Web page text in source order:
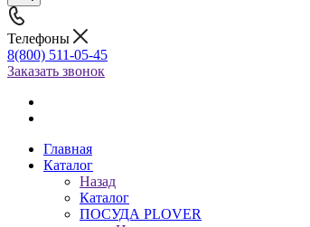
Телефоны
8(800) 511-05-45
Заказать звонок
Главная
Каталог
Назад
Каталог
ПОСУДА PLOVER